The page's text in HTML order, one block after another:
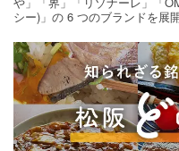
シー)」の 6 つのブランドを展